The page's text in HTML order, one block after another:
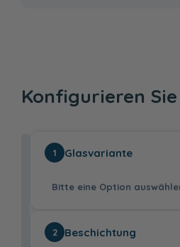
Konfigurieren
1 Glasvariante
Bitte eine Option
2 Beschichtung